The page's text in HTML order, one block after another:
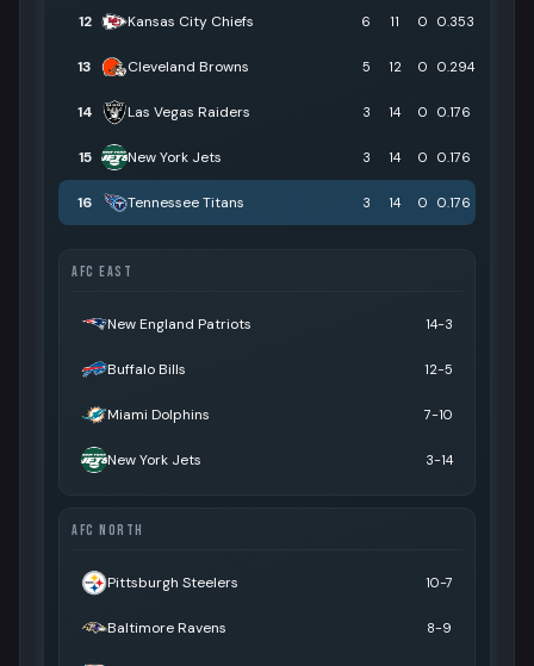
12 Kansas City Chiefs 6 11 0 0.353
13 Cleveland Browns 5 12 0 0.294
14 Las Vegas Raiders 3 14 0 0.176
15 New York Jets 3 14 0 0.176
16 Tennessee Titans 3 14 0 0.176
AFC EAST
New England Patriots 14-3
Buffalo Bills 12-5
Miami Dolphins 7-10
New York Jets 3-14
AFC NORTH
Pittsburgh Steelers 10-7
Baltimore Ravens 8-9